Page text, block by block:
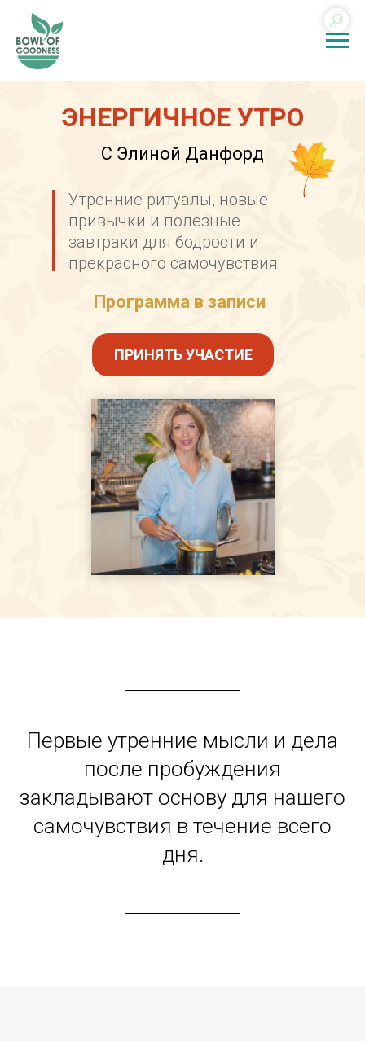
ЭНЕРГИЧНОЕ УТРО
Утренние ритуалы, новые
привычки и полезные
завтраки для бодрости и
прекрасного самочувствия
С Элиной Данфорд
Программа в записи
ПРИНЯТЬ УЧАСТИЕ
Первые утренние мысли и дела
после пробуждения
закладывают основу для нашего
самочувствия в течение всего
дня.